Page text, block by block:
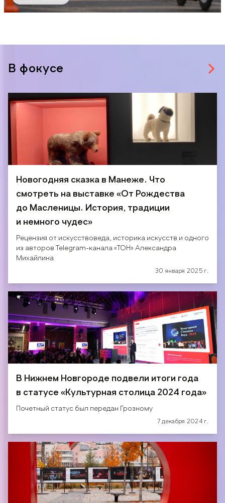
В фокусе
Новогодняя сказка в Манеже. Что
смотреть на выставке «От Рождества
до Масленицы. История, традиции
и немного чудес»
Рецензия от искусствоведа, историка искусств и одного
из авторов Telegram-канала «ТОН» Александра
Михайлина
30 января 2025 г.
В Нижнем Новгороде подвели итоги года
в статусе «Культурная столица 2024 года»
Почетный статус был передан Грозному
7 декабря 2024 г.